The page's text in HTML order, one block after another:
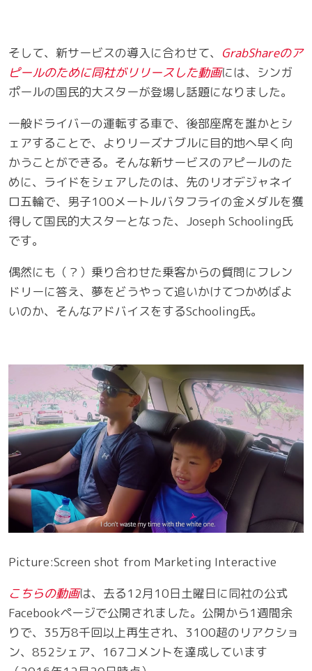
そして、新サービスの導入に合わせて、 GrabShareのア
ピールのために同社がリリースした動画には、シンガ
ポールの国民的大スターが登場し話題になりました。
一般ドライバーの運転する車で、後部座席を誰かとシ
ェアすることで、よりリーズナブルに目的地へ早く向
かうことができる。そんな新サービスのアピールのた
めに、ライドをシェアしたのは、先のリオデジャネイ
ロ五輪で、男子100メートルバタフライの金メダルを獲
得して国民的大スターとなった、Joseph Schooling氏
です。
偶然にも（？）乗り合わせた乗客からの質問にフレン
ドリーに答え、夢をどうやって追いかけてつかめばよ
いのか、そんなアドバイスをするSchooling氏。
Picture:Screen shot from Marketing Interactive
こちらの動画は、去る12月10日土曜日に同社の公式
Facebookページで公開されました。公開から1週間余
りで、35万8千回以上再生され、3100超のリアクショ
ン、852シェア、167コメントを達成しています